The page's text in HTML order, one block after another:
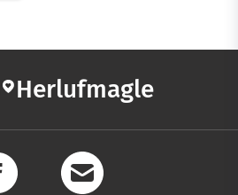
Herlufmagle